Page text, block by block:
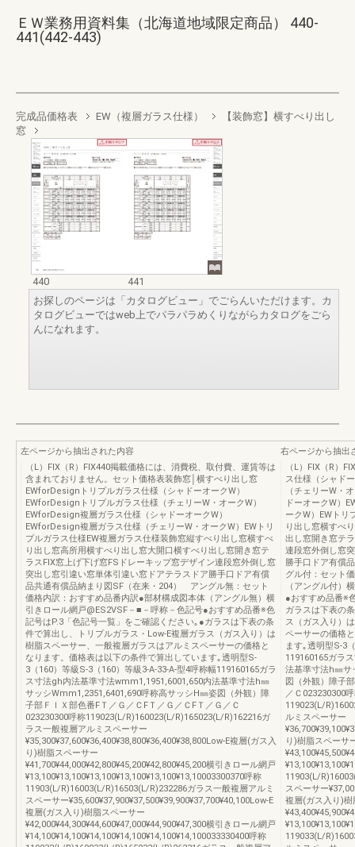
ＥＷ業務用資料集（北海道地域限定商品） 440-
441(442-443)
完成品価格表 EW（複層ガラス仕様）
【装飾窓】横すべり出し
窓
440
441
お探しのページは「カタログビュー」でごらんいただけます。カ
タログビューではweb上でパラパラめくりながらカタログをごら
んになれます。
左ページから抽出された内容
（L）FIX（R）FIX440掲載価格には、消費税、取付費、運賃等は
含まれておりません。セット価格表装飾窓│横すべり出し窓
EWforDesignトリプルガラス仕様（シャドーオークW）
EWforDesignトリプルガラス仕様（チェリーW・オークW）
EWforDesign複層ガラス仕様（シャドーオークW）
EWforDesign複層ガラス仕様（チェリーW・オークW）EWトリ
プルガラス仕様EW複層ガラス仕様装飾窓縦すべり出し窓横すべ
り出し窓高所用横すべり出し窓大開口横すべり出し窓開き窓テ
ラスFIX窓上げ下げ窓FSドレーキップ窓デザイン連段窓外倒し窓
突出し窓引違い窓単体引違い窓ドアテラスドア勝手口ドア有償
品共通有償品納まり図SF（在来・204） アングル無：セット
価格内訳：おすすめ品番内訳●部材構成図本体（アングル無）横
引きロール網戸@ES2VSF－■－呼称－色記号●おすすめ品番※色
記号はP.3「色記号一覧」をご確認ください｡●ガラスは下表の条
件で算出し、トリプルガラス・Low-E複層ガラス（ガス入り）は
樹脂スペーサー、一般複層ガラスはアルミスペーサーの価格と
なります。価格表は以下の条件で算出しています｡透明型S-
3（160）等級S-3（160）等級3-A-33-A-型4呼称幅119160165ガラ
ス寸法gh内法基準寸法wmm1,1951,6001,650内法基準寸法h㎜
サッシWmm1,2351,6401,690呼称高サッシH㎜姿図（外観）障
子部ＦＩＸ部色番FＴ／Ｇ／ＣFＴ／Ｇ／ＣFＴ／Ｇ／Ｃ
023230300呼称119023(L/R)160023(L/R)165023(L/R)162216ガ
ラス一般複層アルミスペーサー
¥35,300¥37,600¥36,400¥38,800¥36,400¥38,800Low-E複層(ガス入
り)樹脂スペーサー
¥41,700¥44,000¥42,800¥45,200¥42,800¥45,200横引きロール網戸
¥13,100¥13,100¥13,100¥13,100¥13,100¥13,10003300370呼称
11903(L/R)16003(L/R)16503(L/R)232286ガラス一般複層アルミ
スペーサー¥35,600¥37,900¥37,500¥39,900¥37,700¥40,100Low-E
複層(ガス入り)樹脂スペーサー
¥42,000¥44,300¥44,600¥47,000¥44,900¥47,300横引きロール網戸
¥14,100¥14,100¥14,100¥14,100¥14,100¥14,100033330400呼称
右ページから抽出
（L）FIX（R）
ス仕様（シャド
（チェリーW・
ドーオークW）
ークW）EWトリ
り出し窓横すべ
出し窓開き窓テ
連段窓外倒し窓
勝手口ドア有償
グル付：セット
（アングル付）
●おすすめ品番※
ガラスは下表の
ス（ガス入り）
ペーサーの価格
ます｡透明型S-3
119160165ガラ
法基準寸法h㎜サ
図（外観）障子
／Ｃ023230300
119023(L/
ルミスペーサー
り)樹脂スペーサ
11903(L/
スペーサー
複層(ガス入り)樹
119033(L/